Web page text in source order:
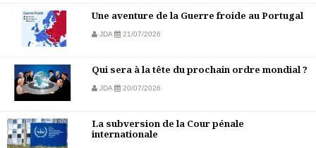
Une aventure de la Guerre froide au Portugal
JDA 21/07/2026
Qui sera à la tête du prochain ordre mondial ?
JDA 20/07/2026
La subversion de la Cour pénale
internationale